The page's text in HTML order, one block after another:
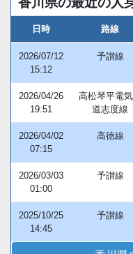
日時 路線
2026/07/12
15:12
予讃線
2026/04/26
19:51
高松琴平電
道志度線
2026/04/02
07:15
高徳線
2026/03/03
01:00
予讃線
2025/10/25
14:45
予讃線